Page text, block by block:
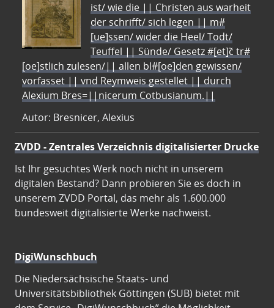
ist/ wie die || Christen aus warheit
der schrifft/ sich legen || m#
[ue]ssen/ wider die Heel/ Todt/
Teuffel || Sünde/ Gesetz #[et]c̃ tr#
[oe]stlich zulesen/|| allen bl#[oe]den gewissen/
vorfasset || vnd Reymweis gestellet || durch
Alexium Bres=||nicerum Cotbusianum.||
Autor: Bresnicer, Alexius
ZVDD - Zentrales Verzeichnis digitalisierter Drucke
Ist Ihr gesuchtes Werk noch nicht in unserem
digitalen Bestand? Dann probieren Sie es doch in
unserem ZVDD Portal, das mehr als 1.600.000
bundesweit digitalisierte Werke nachweist.
DigiWunschbuch
Die Niedersächsische Staats- und
Universitätsbibliothek Göttingen (SUB) bietet mit